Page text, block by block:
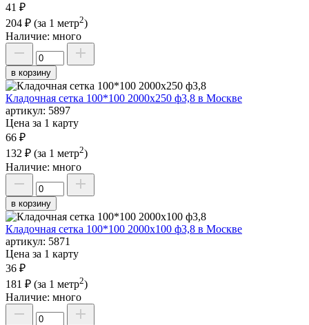
41 ₽
204 ₽ (за 1 метр2)
Наличие: много
в корзину
Кладочная сетка 100*100 2000х250 ф3,8 в Москве
артикул: 5897
Цена за 1 карту
66 ₽
132 ₽ (за 1 метр2)
Наличие: много
в корзину
Кладочная сетка 100*100 2000х100 ф3,8 в Москве
артикул: 5871
Цена за 1 карту
36 ₽
181 ₽ (за 1 метр2)
Наличие: много